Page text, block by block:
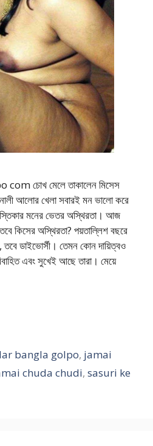
চোখ মেলে তাকালেন মিসেস
আলোর খেলা সবারই মন ভালো করে
মনের ভেতর অস্থিরতা। আজ
কিসের অস্থিরতা? পয়তাল্লিশ বছরে
তবে ডাইভোর্সী। তেমন কোন দায়িত্বও
এবং সুখেই আছে তারা। মেয়ে
bangla golpo, jamai
chuda chudi, sasuri ke